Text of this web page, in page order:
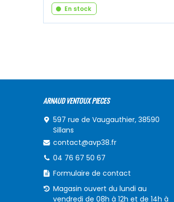
En stock
ARNAUD VENTOUX PIECES
597 rue de Vaugauthier, 38590
Sillans
contact@avp38.fr
04 76 67 50 67
Formulaire de contact
Magasin ouvert du lundi au
vendredi de 08h à 12h et de 14h à